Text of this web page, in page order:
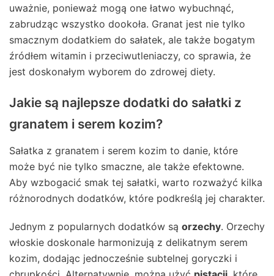
uważnie, ponieważ mogą one łatwo wybuchnąć,
zabrudząc wszystko dookoła. Granat jest nie tylko
smacznym dodatkiem do sałatek, ale także bogatym
źródłem witamin i przeciwutleniaczy, co sprawia, że
jest doskonałym wyborem do zdrowej diety.
Jakie są najlepsze dodatki do sałatki z
granatem i serem kozim?
Sałatka z granatem i serem kozim to danie, które
może być nie tylko smaczne, ale także efektowne.
Aby wzbogacić smak tej sałatki, warto rozważyć kilka
różnorodnych dodatków, które podkreślą jej charakter.
Jednym z popularnych dodatków są orzechy. Orzechy
włoskie doskonale harmonizują z delikatnym serem
kozim, dodając jednocześnie subtelnej goryczki i